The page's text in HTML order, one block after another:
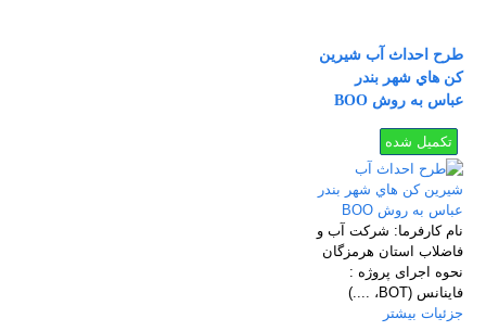
طرح احداث آب شيرين
كن هاي شهر بندر
عباس به روش BOO
تکمیل شده
نام كارفرما: شركت آب و
فاضلاب استان هرمزگان
نحوه اجرای پروژه :
فاینانس (BOT، ....)
جزئیات بیشتر